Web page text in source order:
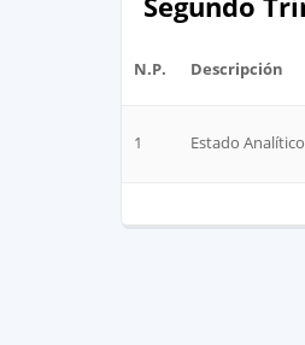
N.P. Descripción
1 Estado